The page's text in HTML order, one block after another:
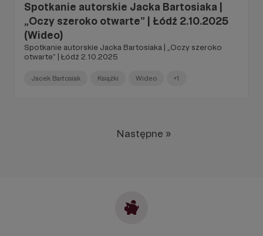
Spotkanie autorskie Jacka Bartosiaka |
„Oczy szeroko otwarte” | Łódź 2.10.2025
(Wideo)
Spotkanie autorskie Jacka Bartosiaka | „Oczy szeroko
otwarte” | Łódź 2.10.2025
Jacek Bartosiak Książki Wideo +1
Następne »